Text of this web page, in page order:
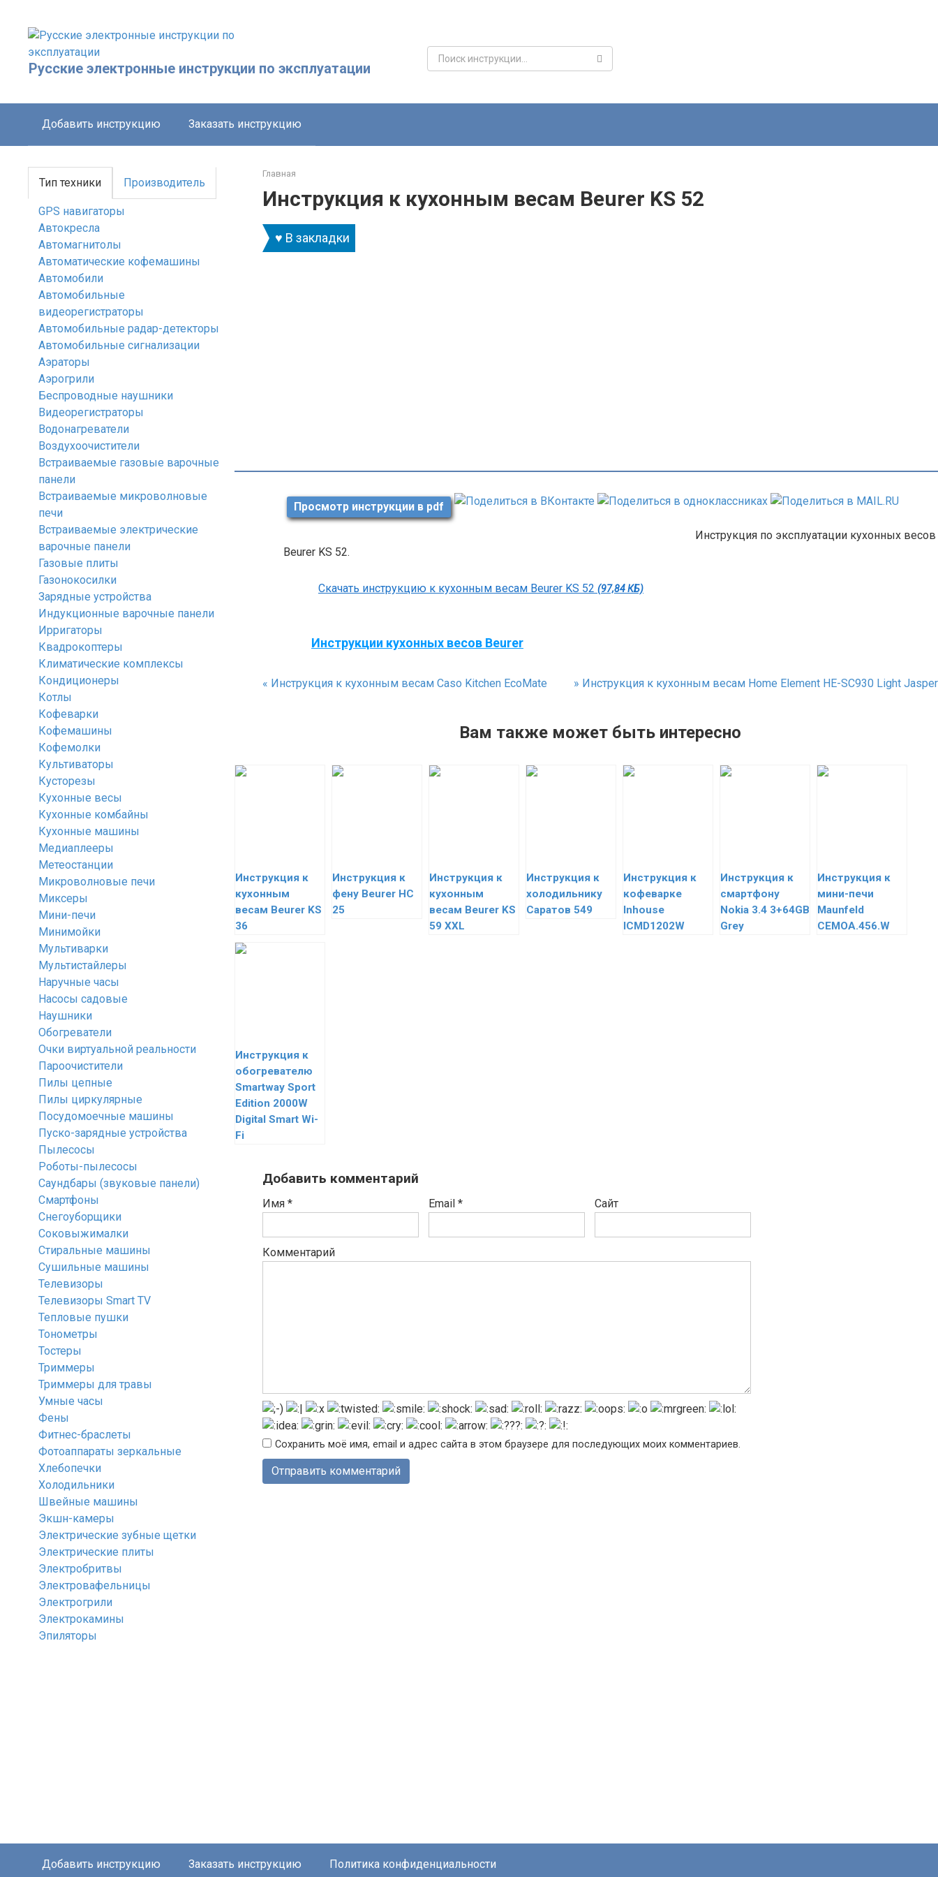
контенту
Русские электронные инструкции по эксплуатации
Поиск:
Добавить инструкцию Заказать инструкцию
Главная
Инструкция к кухонным весам Beurer KS 52
♥ В закладки
Просмотр инструкции в pdf
Инструкция по эксплуатации кухонных весов
Beurer KS 52.
Скачать инструкцию к кухонным весам Beurer KS 52 (97,84 КБ)
Инструкции кухонных весов Beurer
« Инструкция к кухонным весам Caso Kitchen EcoMate » Инструкция к кухонным весам Home Element HE-SC930 Light Jasper
Вам также может быть интересно
Инструкция к
кухонным
весам Beurer KS
36
Инструкция к
фену Beurer HC
25
Инструкция к
кухонным
весам Beurer KS
59 XXL
Инструкция к
холодильнику
Саратов 549
Инструкция к
кофеварке
Inhouse
ICMD1202W
Инструкция к
смартфону
Nokia 3.4 3+64GB
Grey
Инструкция к
мини-печи
Maunfeld
СEMOA.456.W
Инструкция к
обогревателю
Smartway Sport
Edition 2000W
Digital Smart Wi-
Fi
Добавить комментарий
Имя * Email * Сайт
Комментарий
Сохранить моё имя, email и адрес сайта в этом браузере для последующих моих комментариев.
Тип техники Производитель
GPS навигаторы
Автокресла
Автомагнитолы
Автоматические кофемашины
Автомобили
Автомобильные
видеорегистраторы
Автомобильные радар-детекторы
Автомобильные сигнализации
Аэраторы
Аэрогрили
Беспроводные наушники
Видеорегистраторы
Водонагреватели
Воздухоочистители
Встраиваемые газовые варочные
панели
Встраиваемые микроволновые
печи
Встраиваемые электрические
варочные панели
Газовые плиты
Газонокосилки
Зарядные устройства
Индукционные варочные панели
Ирригаторы
Квадрокоптеры
Климатические комплексы
Кондиционеры
Котлы
Кофеварки
Кофемашины
Кофемолки
Культиваторы
Кусторезы
Кухонные весы
Кухонные комбайны
Кухонные машины
Медиаплееры
Метеостанции
Микроволновые печи
Миксеры
Мини-печи
Минимойки
Мультиварки
Мультистайлеры
Наручные часы
Насосы садовые
Наушники
Обогреватели
Очки виртуальной реальности
Пароочистители
Пилы цепные
Пилы циркулярные
Посудомоечные машины
Пуско-зарядные устройства
Пылесосы
Роботы-пылесосы
Саундбары (звуковые панели)
Смартфоны
Снегоуборщики
Соковыжималки
Стиральные машины
Сушильные машины
Телевизоры
Телевизоры Smart TV
Тепловые пушки
Тонометры
Тостеры
Триммеры
Триммеры для травы
Умные часы
Фены
Фитнес-браслеты
Фотоаппараты зеркальные
Хлебопечки
Холодильники
Швейные машины
Экшн-камеры
Электрические зубные щетки
Электрические плиты
Электробритвы
Электровафельницы
Электрогрили
Электрокамины
Эпиляторы
Добавить инструкцию Заказать инструкцию Политика конфиденциальности